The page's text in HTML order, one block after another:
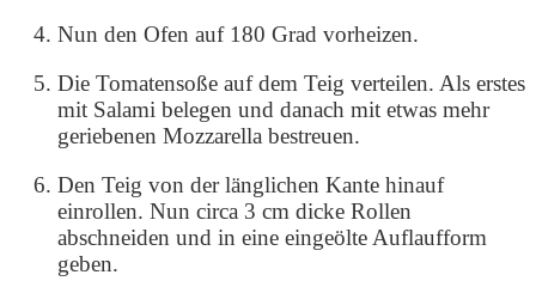
Nun den Ofen auf 180 Grad vorheizen.
Die Tomatensoße auf dem Teig verteilen. Als erstes
mit Salami belegen und danach mit etwas mehr
geriebenen Mozzarella bestreuen.
Den Teig von der länglichen Kante hinauf
einrollen. Nun circa 3 cm dicke Rollen
abschneiden und in eine eingeölte Auflaufform
geben.